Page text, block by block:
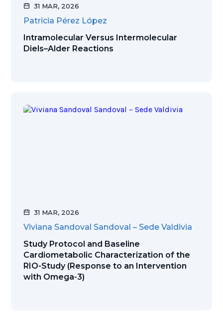
31 MAR, 2026
Patricia Pérez López
Intramolecular Versus Intermolecular
Diels–Alder Reactions
31 MAR, 2026
Viviana Sandoval Sandoval – Sede Valdivia
Study Protocol and Baseline
Cardiometabolic Characterization of the
RIO-Study (Response to an Intervention
with Omega-3)